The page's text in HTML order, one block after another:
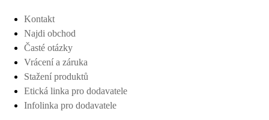
Kontakt
Najdi obchod
Časté otázky
Vrácení a záruka
Stažení produktů
Etická linka pro dodavatele
Infolinka pro dodavatele